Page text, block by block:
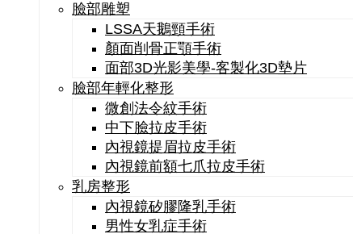
臉部雕塑
LSSA天鵝頸手術
顏面削骨正顎手術
面部3D光影美學-客製化3D墊片
臉部年輕化整形
微創法令紋手術
中下臉拉皮手術
內視鏡提眉拉皮手術
內視鏡前額七爪拉皮手術
乳房整形
內視鏡矽膠隆乳手術
男性女乳症手術